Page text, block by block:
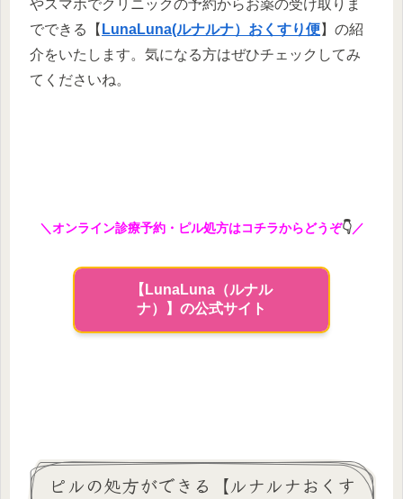
やスマホでクリニックの予約からお薬の受け取りま
でできる【 LunaLuna(ルナルナ）おくすり便】の紹
介をいたします。気になる方はぜひチェックしてみ
てくださいね。
＼オンライン診療予約・ピル処方はコチラからどうぞ👇／
【LunaLuna（ルナル
ナ）】の公式サイト
ピルの処方ができる【ルナルナおくす